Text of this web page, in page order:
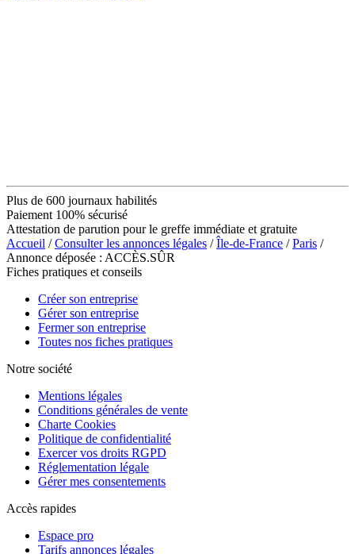
Plus de 600 journaux habilités
Paiement 100% sécurisé
Attestation de parution pour le greffe immédiate et gratuite
Accueil /Consulter les annonces légales /Île-de-France /Paris /
Annonce déposée : ACCÈS.SÛR
Fiches pratiques et conseils
Créer son entreprise
Gérer son entreprise
Fermer son entreprise
Toutes nos fiches pratiques
Notre société
Mentions légales
Conditions générales de vente
Charte Cookies
Politique de confidentialité
Exercer vos droits RGPD
Réglementation légale
Gérer mes consentements
Accès rapides
Espace pro
Tarifs annonces légales